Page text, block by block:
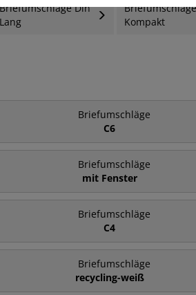
Din
Lang
Briefumschläge
Kompakt
Briefumschläge
C6
Briefumschläge
mit Fenster
Briefumschläge
C4
Briefumschläge
recycling-weiß